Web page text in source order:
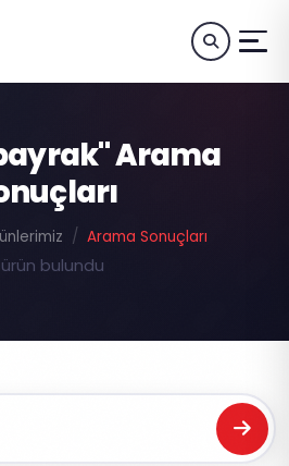
Arama
Arama Sonuçları
bulundu